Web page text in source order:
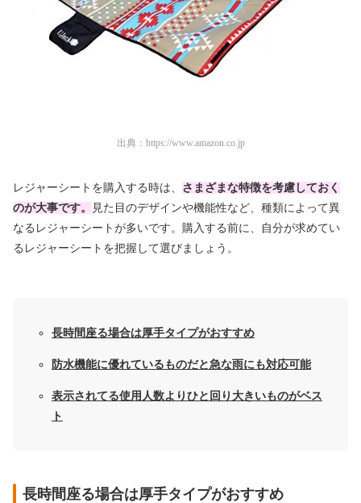
出典： https://www.amazon.co.jp
レジャーシートを購入する時は、 さまざまな特徴を考慮しておく
のが大事です。
見た目のデザインや機能性など、種類によって異
なるレジャーシートが多いです。購入する前に、自分が求めてい
るレジャーシートを把握して選びましょう。
長時間座る場合は厚手タイプがおすすめ
防水機能に優れているものだと急な雨にも対応可能
表示されてる使用人数よりひと回り大きいものがベス
ト
長時間座る場合は厚手タイプがおすすめ